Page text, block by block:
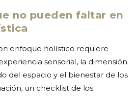
no pueden faltar en
enfoque holístico requiere
sensorial, la dimensión
del espacio y el bienestar de los
un checklist de los